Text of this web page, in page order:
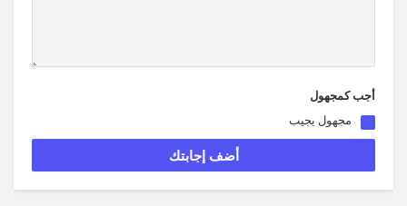
أجب كمجهول
مجهول يجيب